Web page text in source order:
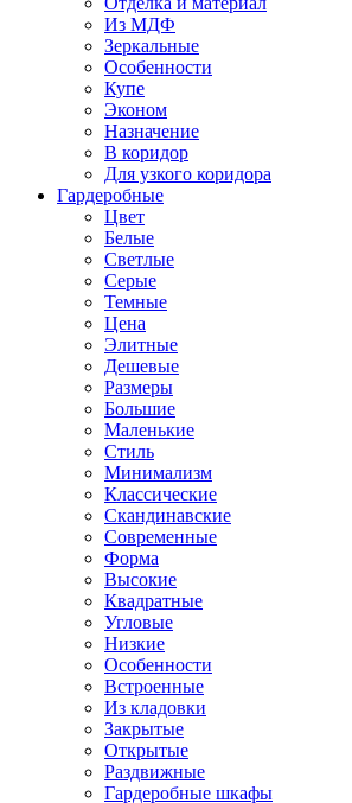
Из МДФ
Зеркальные
Особенности
Купе
Эконом
Назначение
В коридор
Для узкого коридора
Гардеробные
Цвет
Белые
Светлые
Серые
Темные
Цена
Элитные
Дешевые
Размеры
Большие
Маленькие
Стиль
Минимализм
Классические
Скандинавские
Современные
Форма
Высокие
Квадратные
Угловые
Низкие
Особенности
Встроенные
Из кладовки
Закрытые
Открытые
Раздвижные
Гардеробные шкафы